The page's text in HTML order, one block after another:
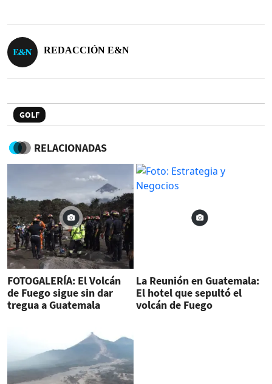
REDACCIÓN E&N
GOLF
RELACIONADAS
FOTOGALERÍA: El Volcán
de Fuego sigue sin dar
tregua a Guatemala
La Reunión en Guatemala:
El hotel que sepultó el
volcán de Fuego